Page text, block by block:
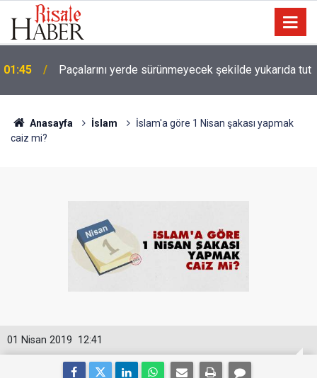
01:45 Paçalarını yerde sürünmeyecek şekilde yukarıda tut
Anasayfa İslam
İslam'a göre 1 Nisan şakası yapmak
caiz mi?
12:41
01 Nisan 2019